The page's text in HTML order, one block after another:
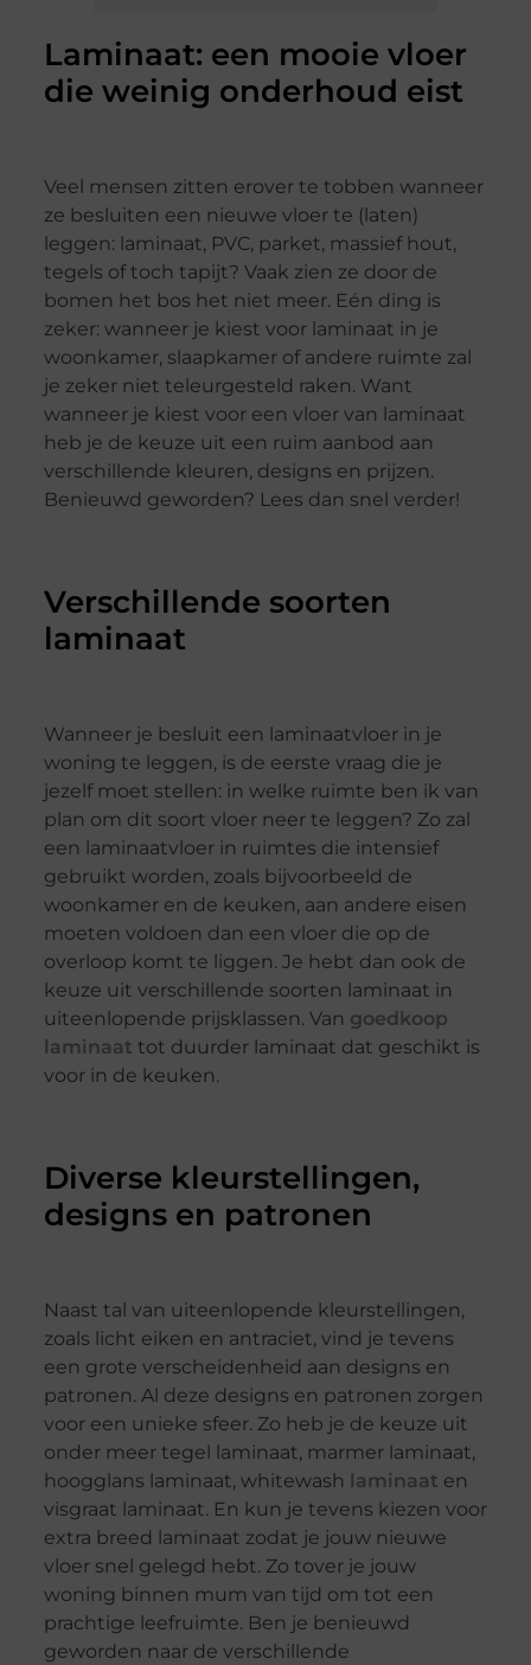
Laminaat: een mooie vloer
die weinig onderhoud eist
Veel mensen zitten erover te tobben wanneer
ze besluiten een nieuwe vloer te (laten)
leggen: laminaat, PVC, parket, massief hout,
tegels of toch tapijt? Vaak zien ze door de
bomen het bos het niet meer. Eén ding is
zeker: wanneer je kiest voor laminaat in je
woonkamer, slaapkamer of andere ruimte zal
je zeker niet teleurgesteld raken. Want
wanneer je kiest voor een vloer van laminaat
heb je de keuze uit een ruim aanbod aan
verschillende kleuren, designs en prijzen.
Benieuwd geworden? Lees dan snel verder!
Verschillende soorten
laminaat
Wanneer je besluit een laminaatvloer in je
woning te leggen, is de eerste vraag die je
jezelf moet stellen: in welke ruimte ben ik van
plan om dit soort vloer neer te leggen? Zo zal
een laminaatvloer in ruimtes die intensief
gebruikt worden, zoals bijvoorbeeld de
woonkamer en de keuken, aan andere eisen
moeten voldoen dan een vloer die op de
overloop komt te liggen. Je hebt dan ook de
keuze uit verschillende soorten laminaat in
uiteenlopende prijsklassen. Van goedkoop
laminaat tot duurder laminaat dat geschikt is
voor in de keuken.
Diverse kleurstellingen,
designs en patronen
Naast tal van uiteenlopende kleurstellingen,
zoals licht eiken en antraciet, vind je tevens
een grote verscheidenheid aan designs en
patronen. Al deze designs en patronen zorgen
voor een unieke sfeer. Zo heb je de keuze uit
onder meer tegel laminaat, marmer laminaat,
hoogglans laminaat, whitewash laminaat en
visgraat laminaat. En kun je tevens kiezen voor
extra breed laminaat zodat je jouw nieuwe
vloer snel gelegd hebt. Zo tover je jouw
woning binnen mum van tijd om tot een
prachtige leefruimte. Ben je benieuwd
geworden naar de verschillende